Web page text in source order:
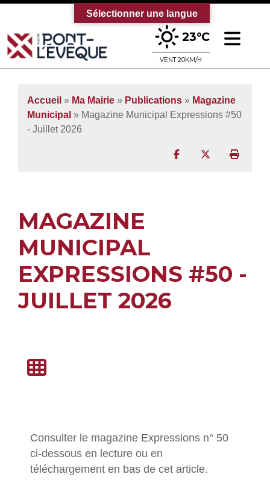
Bienvenue sur le site officiel de la
23°C
VENT 20KM/H
Accueil » Ma Mairie » Publications » Magazine
Municipal » Magazine Municipal Expressions #50
- Juillet 2026
Partager surPartager sur
MAGAZINE
MUNICIPAL
EXPRESSIONS #50 -
JUILLET 2026
Consulter le magazine Expressions n° 50
ci-dessous en lecture ou en
téléchargement en bas de cet article.
Sélectionner une langue